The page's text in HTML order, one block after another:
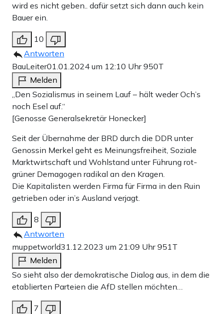
wird es nicht geben.. dafür setzt sich dann auch kein
Bauer ein.
10
Antworten
BauLeiter01.01.2024 um 12:10 Uhr950T
Melden
„Den Sozialismus in seinem Lauf – hält weder Och’s
noch Esel auf.“
[Genosse Generalsekretär Honecker]
Seit der Übernahme der BRD durch die DDR unter
Genossin Merkel geht es Meinungsfreiheit, Soziale
Marktwirtschaft und Wohlstand unter Führung rot-
grüner Demagogen radikal an den Kragen.
Die Kapitalisten werden Firma für Firma in den Ruin
getrieben oder in’s Ausland verjagt.
8
Antworten
muppetworld31.12.2023 um 21:09 Uhr951T
Melden
So sieht also der demokratische Dialog aus, in dem die
etablierten Parteien die AfD stellen möchten…
7